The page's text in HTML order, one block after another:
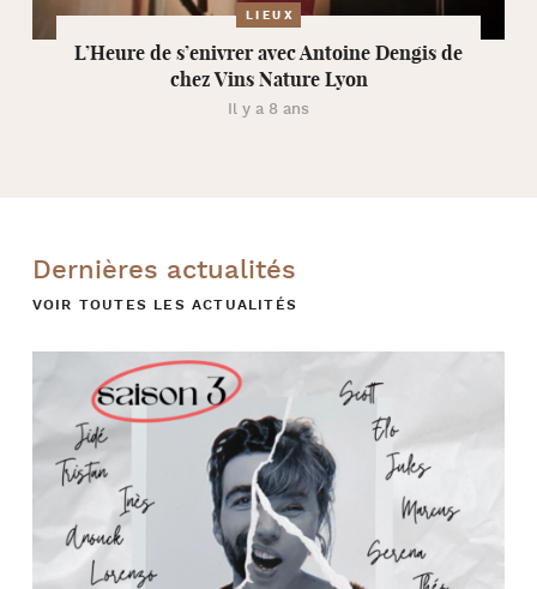
LIEUX
L’Heure de s’enivrer avec Antoine Dengis de
chez Vins Nature Lyon
Il y a 8 ans
Dernières actualités
VOIR TOUTES LES ACTUALITÉS